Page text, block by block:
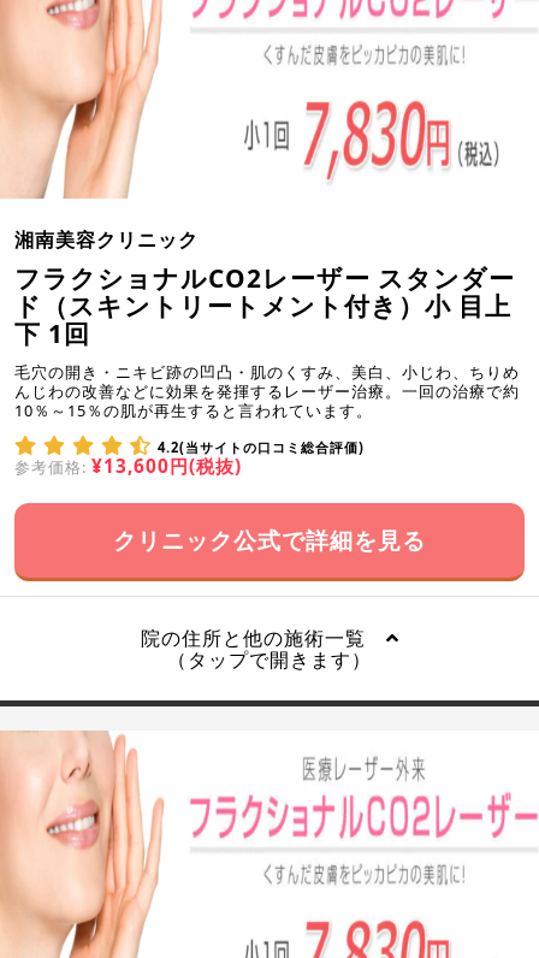
湘南美容クリニック
フラクショナルCO2レーザー スタンダー
ド（スキントリートメント付き）小 目上
下 1回
毛穴の開き・ニキビ跡の凹凸・肌のくすみ、美白、小じわ、ちりめ
んじわの改善などに効果を発揮するレーザー治療。一回の治療で約
10％～15％の肌が再生すると言われています。
4.2(当サイトの口コミ総合評価)
参考価格: ¥13,600円(税抜)
クリニック公式で詳細を見る
院の住所と他の施術一覧
（タップで開きます）